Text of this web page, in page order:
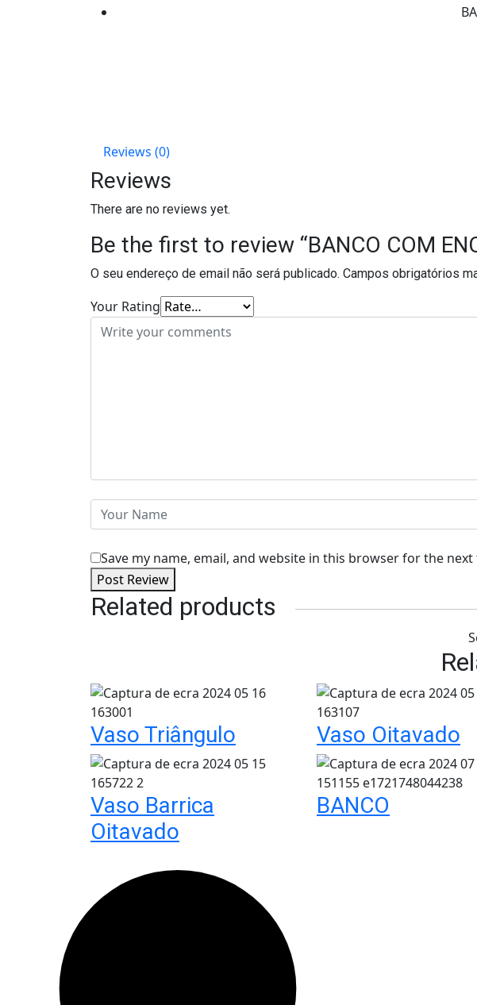
Reviews (0)
Reviews
There are no reviews yet.
Be the first to review “BANCO COM
O seu endereço de email não será publicado. Campos obrigatórios
Your Rating
Save my name, email, and website in this browser for the
Post Review
Related products
Vaso Triângulo Vaso Oitavado
Vaso Barrica
Oitavado
BANCO